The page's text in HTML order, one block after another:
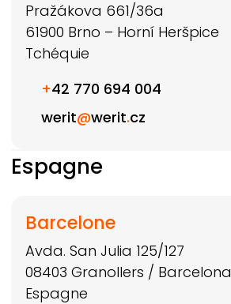
Pražákova 661/36a
61900 Brno – Horní Heršpice
Tchéquie
+42 770 694 004
werit@werit.cz
Espagne
Barcelone
Avda. San Julia 125/127
08403 Granollers / Barcelona
Espagne